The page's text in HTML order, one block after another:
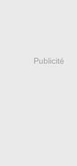
Publicité